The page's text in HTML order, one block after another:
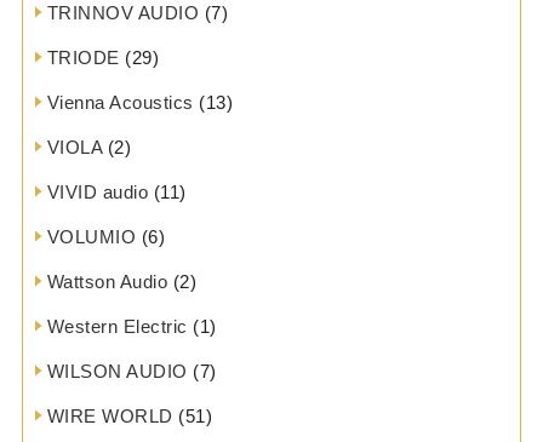
TRINNOV AUDIO (7)
TRIODE (29)
Vienna Acoustics (13)
VIOLA(2)
VIVID audio (11)
VOLUMIO (6)
Wattson Audio (2)
Western Electric (1)
WILSON AUDIO (7)
WIRE WORLD (51)